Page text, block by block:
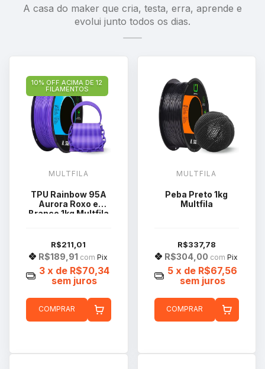
A casa do maker que cria, testa, erra, aprende e
evolui junto todos os dias.
10% OFF ACIMA DE 12
FILAMENTOS
MULTFILA
TPU Rainbow 95A
Aurora Roxo e
Branco 1kg Multfila
R$211,01
R$189,91 com Pix
3 x de R$70,34
sem juros
COMPRAR
MULTFILA
Peba Preto 1kg
Multfila
R$337,78
R$304,00 com Pix
5 x de R$67,56
sem juros
COMPRAR